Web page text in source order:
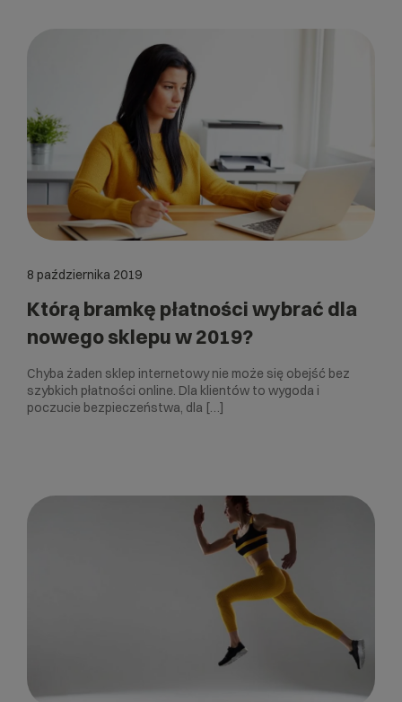
8 października 2019
Którą bramkę płatności wybrać dla
nowego sklepu w 2019?
Chyba żaden sklep internetowy nie może się obejść bez
szybkich płatności online. Dla klientów to wygoda i
poczucie bezpieczeństwa, dla […]